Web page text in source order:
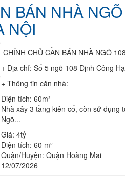
BÁN NHÀ
NỘI
CHÍNH CHỦ CẦN BÁN NHÀ NGÕ
+ Địa chỉ: Số 5 ngõ 108 Định Công
+ Thông tin căn nhà:
Diện tích: 60m²
Nhà xây 3 tầng kiên cố, còn sử dụng
Ngõ...
Giá:4tỷ
Diện tích:60 m²
Quận/Huyện:Quận Hoàng Mai
12/07/2026